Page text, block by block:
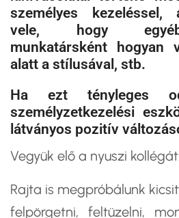
személyes kezeléssel,
vele, hogy
munkatársként hogyan
alatt a stílusával, stb.
​Ha ezt tényleges
személyzetkezelési
látványos pozitív
Vegyük elő a nyuszi
Rajta is megpróbálunk
felpörgetni, feltüzelni,